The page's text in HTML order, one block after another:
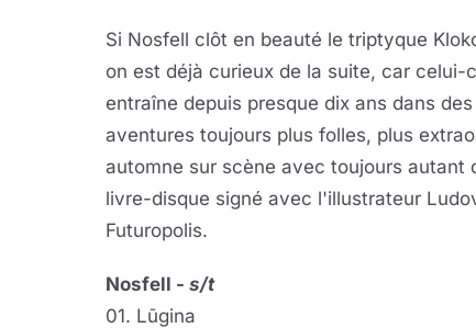
Si Nosfell clôt en beauté le triptyque
on est déjà curieux de la suite, car celui-
entraîne depuis presque dix ans dans des
aventures toujours plus folles, plus
automne sur scène avec toujours autant
livre-disque signé avec l'illustrateur
Futuropolis.
Nosfell - s/t
01. Lūgina